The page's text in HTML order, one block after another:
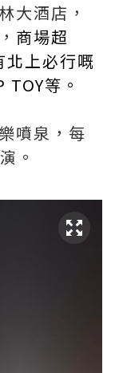
大酒店，
商場超
上必行嘅
等。
噴泉，每
。